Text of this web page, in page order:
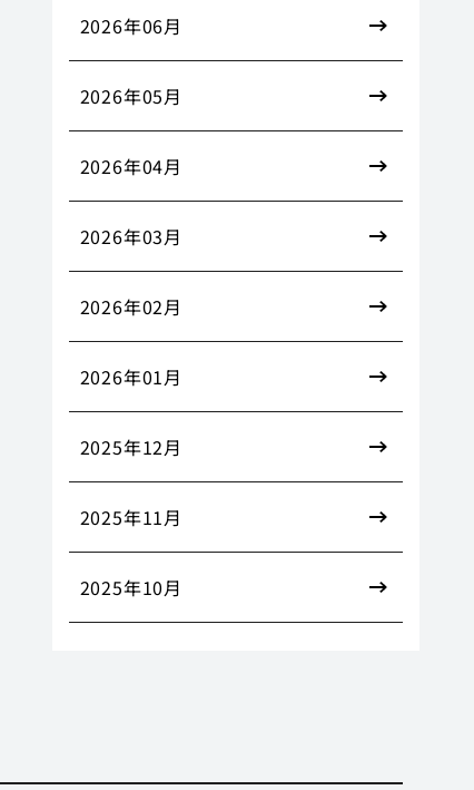
2026年06月
2026年05月
2026年04月
2026年03月
2026年02月
2026年01月
2025年12月
2025年11月
2025年10月